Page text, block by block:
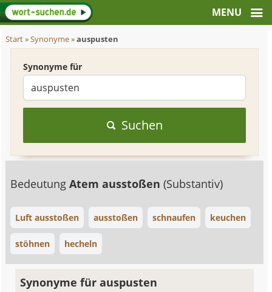
Start»Synonyme»auspusten
Synonyme für
Suchen
BedeutungAtem ausstoßen(Substantiv)
Luft ausstoßen ausstoßen schnaufen keuchen
stöhnen hecheln
Synonyme für auspusten